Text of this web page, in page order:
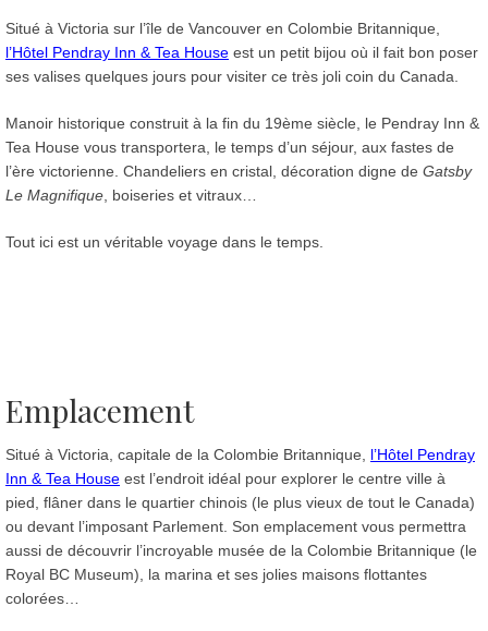
Situé à Victoria sur l’île de Vancouver en Colombie Britannique,
l’Hôtel Pendray Inn & Tea House est un petit bijou où il fait bon poser
ses valises quelques jours pour visiter ce très joli coin du Canada.
Manoir historique construit à la fin du 19ème siècle, le Pendray Inn &
Tea House vous transportera, le temps d’un séjour, aux fastes de
l’ère victorienne. Chandeliers en cristal, décoration digne de Gatsby
Le Magnifique, boiseries et vitraux…
Tout ici est un véritable voyage dans le temps.
Emplacement
Situé à Victoria, capitale de la Colombie Britannique, l’Hôtel Pendray
Inn & Tea House est l’endroit idéal pour explorer le centre ville à
pied, flâner dans le quartier chinois (le plus vieux de tout le Canada)
ou devant l’imposant Parlement. Son emplacement vous permettra
aussi de découvrir l’incroyable musée de la Colombie Britannique (le
Royal BC Museum), la marina et ses jolies maisons flottantes
colorées…